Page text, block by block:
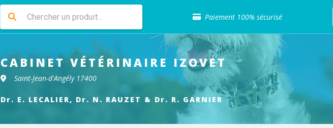
Paiement 100% sécurisé
Retour gratuit en clinique
Sélection de croquettes vétérinaire
Paiement 100% sécurisé
Livraison gratuite en clinique vétérinaire
Retour gratuit en clinique
Sélection de croquettes vétérinaire
CABINET VÉTÉRINAIRE IZOVET
Saint-Jean-d'Angély 17400
Dr. E. LECALIER, Dr. N. RAUZET & Dr. R. GARNIER